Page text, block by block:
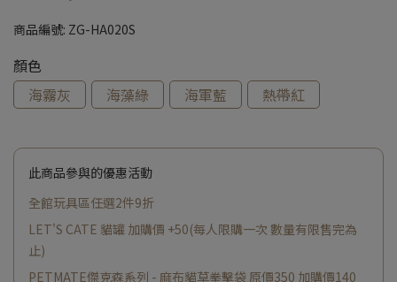
商品編號: ZG-HA020S
顏色
海霧灰
海藻綠 海軍藍 熱帶紅
此商品參與的優惠活動
全館玩具區任選2件9折
LET'S CATE 貓罐 加購價 +50(每人限購一次 數量有限售完為
止)
PETMATE傑克森系列 - 麻布貓草拳擊袋 原價350 加購價140